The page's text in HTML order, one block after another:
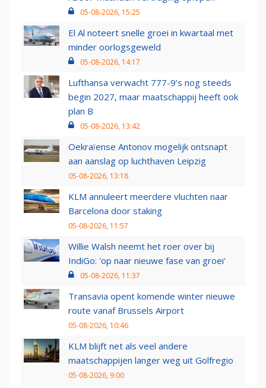
05-08-2026, 15:25
El Al noteert snelle groei in kwartaal met
minder oorlogsgeweld
05-08-2026, 14:17
Lufthansa verwacht 777-9’s nog steeds
begin 2027, maar maatschappij heeft ook
plan B
05-08-2026, 13:42
Oekraïense Antonov mogelijk ontsnapt
aan aanslag op luchthaven Leipzig
05-08-2026, 13:18
KLM annuleert meerdere vluchten naar
Barcelona door staking
05-08-2026, 11:57
Willie Walsh neemt het roer over bij
IndiGo: 'op naar nieuwe fase van groei'
05-08-2026, 11:37
Transavia opent komende winter nieuwe
route vanaf Brussels Airport
05-08-2026, 10:46
KLM blijft net als veel andere
maatschappijen langer weg uit Golfregio
05-08-2026, 9:00